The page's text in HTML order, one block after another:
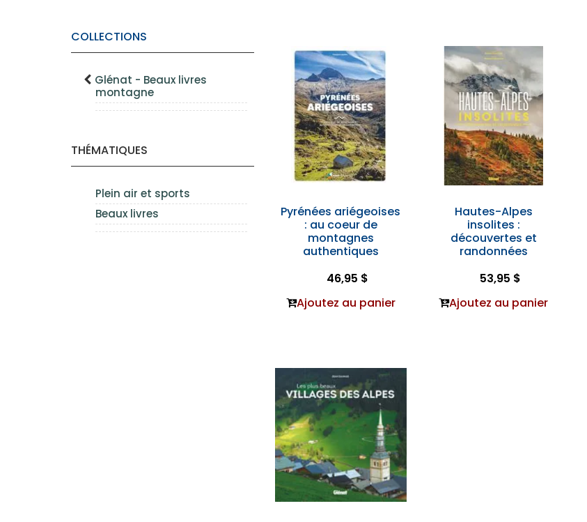
COLLECTIONS
Glénat - Beaux livres
montagne
THÉMATIQUES
Plein air et sports
Beaux livres
Pyrénées ariégeoises
: au coeur de
montagnes
authentiques
46,95 $
Ajoutez au panier
Hautes-Alpes
insolites :
découvertes et
randonnées
53,95 $
Ajoutez au panier